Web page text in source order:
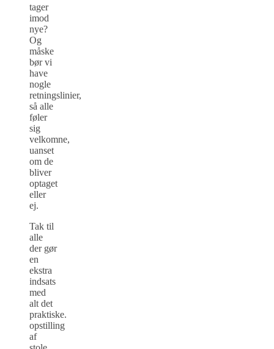
tager
imod
nye?
Og
måske
bør vi
have
nogle
retningslinier,
så alle
føler
sig
velkomne,
uanset
om de
bliver
optaget
eller
ej.
Tak til
alle
der gør
en
ekstra
indsats
med
alt det
praktiske.
opstilling
af